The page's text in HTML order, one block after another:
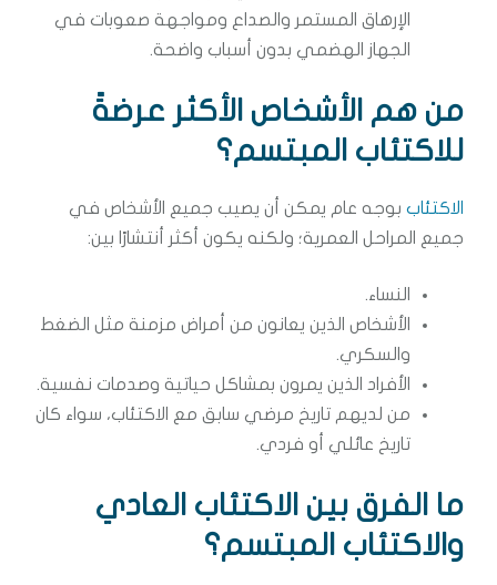
الإرهاق المستمر والصداع ومواجهة صعوبات في
الجهاز الهضمي بدون أسباب واضحة.
من هم الأشخاص الأكثر عرضةً
للاكتئاب المبتسم؟
الاكتئاب بوجه عام يمكن أن يصيب جميع الأشخاص في
جميع المراحل العمرية؛ ولكنه يكون أكثر أنتشارًا بين:
النساء.
الأشخاص الذين يعانون من أمراض مزمنة مثل الضغط
والسكري.
الأفراد الذين يمرون بمشاكل حياتية وصدمات نفسية.
من لديهم تاريخ مرضي سابق مع الاكتئاب، سواء كان
تاريخ عائلي أو فردي.
ما الفرق بين الاكتئاب العادي
والاكتئاب المبتسم؟